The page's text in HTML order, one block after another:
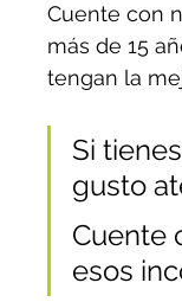
Cuente con
más de 15
tengan la
Si
gusto
Cuente
esos